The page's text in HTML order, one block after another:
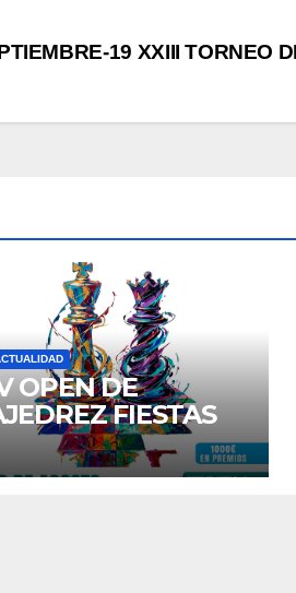
XXIII TORNEO
19
OPEN DE
FIESTAS
DE SAN AGUSTIN